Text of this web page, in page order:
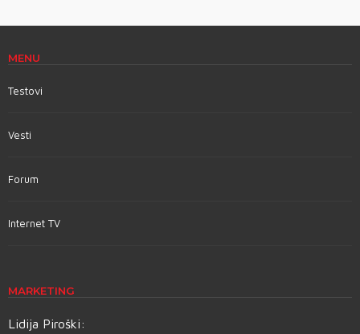
MENU
Testovi
Vesti
Forum
Internet TV
MARKETING
Lidija Piroški: